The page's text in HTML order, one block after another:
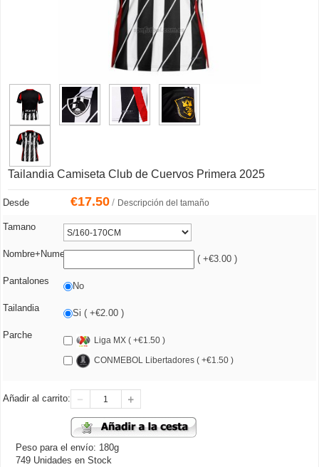
Tailandia Camiseta Club de Cuervos Primera 2025
Desde €17.50/ Descripción del tamaño
Tamano
Nombre+Numero ( +€3.00 )
Pantalones No
Tailandia Si ( +€2.00 )
Parche
Liga MX ( +€1.50 )
CONMEBOL Libertadores ( +€1.50 )
Añadir al carrito:
Peso para el envío: 180g
749 Unidades en Stock